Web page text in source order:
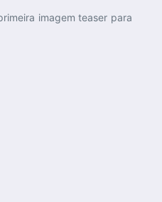
imagem teaser para